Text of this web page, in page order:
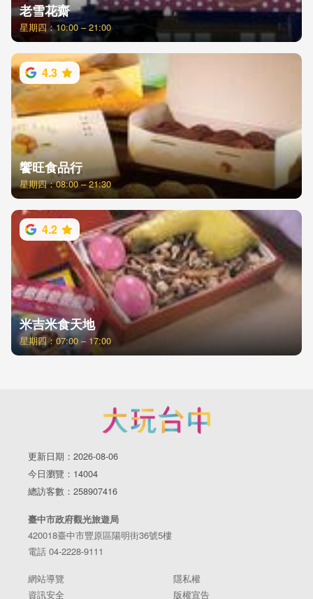
老雪花齋
星期四：10:00 – 21:00
4.3
饗旺食品行
星期四：08:00 – 21:30
4.2
米吉米食天地
星期四：07:00 – 17:00
更新日期：2026-08-06
今日瀏覽：14004
總訪客數：258907416
臺中市政府觀光旅遊局
420018臺中市豐原區陽明街36號5樓
電話 04-2228-9111
網站導覽
隱私權
資訊安全
版權宣告